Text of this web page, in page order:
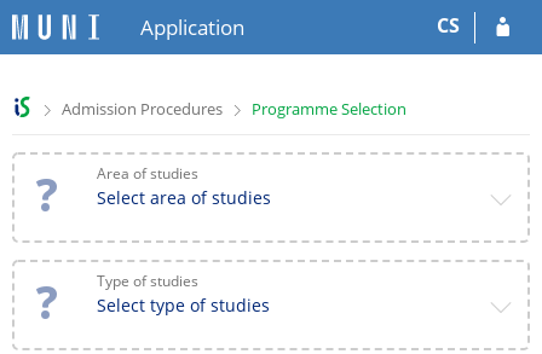
Application CS
>
Admission Procedures >Programme Selection
Area of studies
Select area of studies
Type of studies
Select type of studies